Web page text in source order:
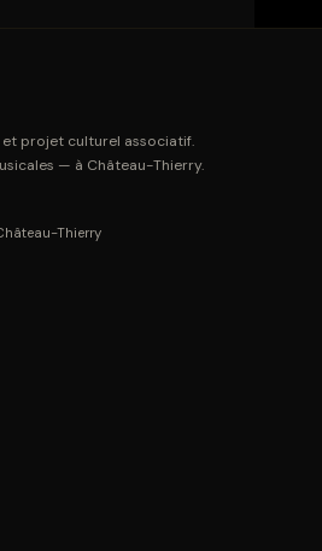
et projet culturel associatif.
— à Château-Thierry.
Thierry